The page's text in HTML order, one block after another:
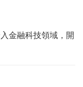
金融科技領域，開